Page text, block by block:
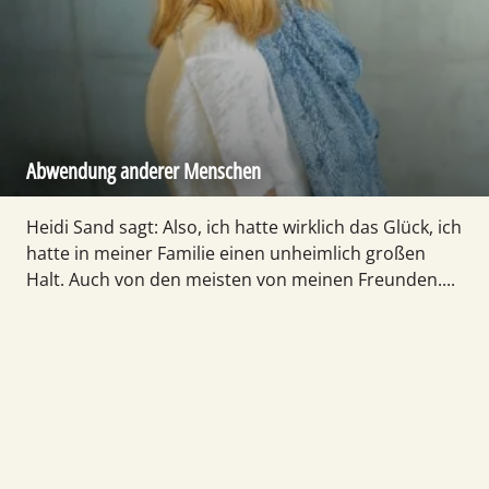
Abwendung anderer Menschen
Heidi Sand sagt: Also, ich hatte wirklich das Glück, ich
hatte in meiner Familie einen unheimlich großen
Halt. Auch von den meisten von meinen Freunden....